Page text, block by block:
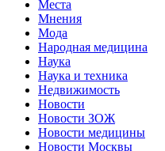
Места
Мнения
Мода
Народная медицина
Наука
Наука и техника
Недвижимость
Новости
Новости ЗОЖ
Новости медицины
Новости Москвы